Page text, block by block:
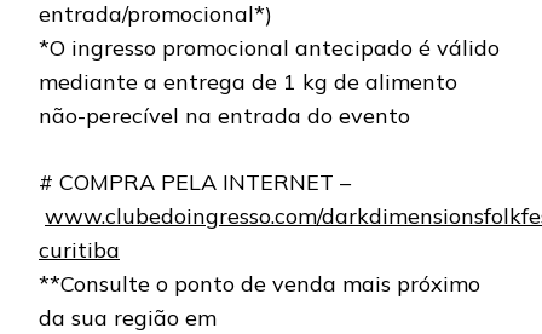
entrada/promocional*)
*O ingresso promocional antecipado é válido
mediante a entrega de 1 kg de alimento
não-perecível na entrada do evento
# COMPRA PELA INTERNET –
www.clubedoingresso.com/
curitiba
**Consulte o ponto de venda mais próximo
da sua região em